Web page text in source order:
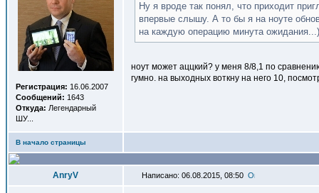
Регистрация: 16.06.2007
Сообщений: 1643
Откуда: Легендарный
ШУ...
Ну я вроде так понял, что приходит
впервые слышу. А то бы я на ноуте
на каждую операцию минута
ноут может аццкий? у меня 8/8,1 по
гумно. на выходных воткну на него 10,
В начало страницы
AnryV Написано: 06.08.2015, 08:50